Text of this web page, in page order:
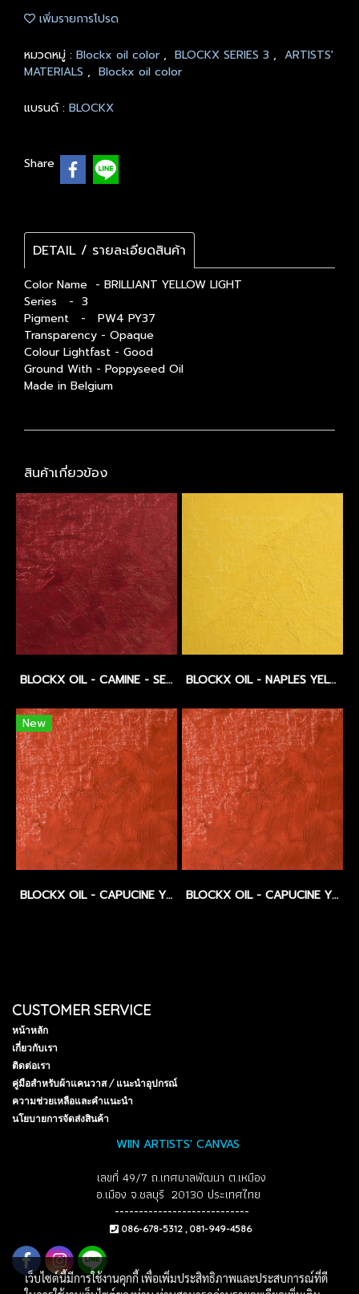
เพิ่มรายการโปรด
หมวดหมู่ : Blockx oil color , BLOCKX SERIES 3 , ARTISTS'
MATERIALS , Blockx oil color
แบรนด์ : BLOCKX
Share
DETAIL / รายละเอียดสินค้า
Color Name - BRILLIANT YELLOW LIGHT
Series - 3
Pigment - PW4 PY37
Transparency - Opaque
Colour Lightfast - Good
Ground With - Poppyseed Oil
Made in Belgium
สินค้าเกี่ยวข้อง
BLOCKX OIL - CAMINE - SERIES 3 BLOCKX OIL - NAPLES YELLOW - SERIES 3
New
BLOCKX OIL - CAPUCINE YELLOW DEEP - SERIES 3 BLOCKX OIL - CAPUCINE YELLOW LIGHT - SERIES 3
CUSTOMER SERVICE
หน้าหลัก
เกี่ยวกับเรา
ติดต่อเรา
คู่มือสำหรับผ้าแคนวาส / แนะนำอุปกรณ์
ความช่วยเหลือและคำแนะนำ
นโยบายการจัดส่งสินค้า
WIIN ARTISTS' CANVAS
เลขที่ 49/7 ถ.เทศบาลพัฒนา ต.เหมือง
อ.เมือง จ.ชลบุรี 20130 ประเทศไทย
----------------------------
086-678-5312 , 081-949-4586
เว็บไซต์นี้มีการใช้งานคุกกี้ เพื่อเพิ่มประสิทธิภาพและประสบการณ์ที่ดี